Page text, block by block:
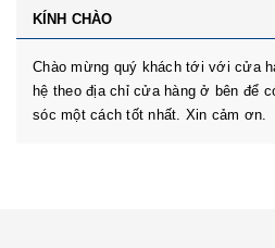
KÍNH CHÀO
Chào mừng quý khách tới với cửa
hệ theo địa chỉ cửa hàng ở bên để
sóc một cách tốt nhất. Xin cảm ơn.